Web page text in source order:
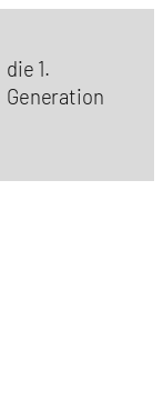
die 1.
Generation